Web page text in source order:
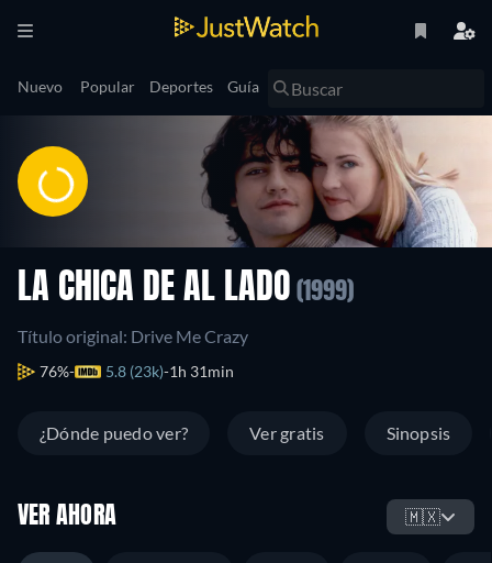
Nuevo Popular Deportes Guía
LA CHICA DE AL LADO (1999)
Título original: Drive Me Crazy
76% 5.8 (23k) 1h 31min
¿Dónde puedo ver? Ver gratis Sinopsis
VER AHORA 🇲🇽